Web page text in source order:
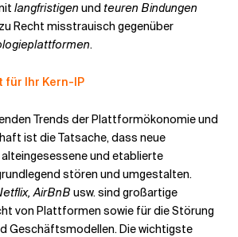
langfristigen und teuren Bindungen
Recht misstrauisch gegenüber
.
Ihr Kern-IP
Trends der Plattformökonomie und
ist die Tatsache, dass neue
und etablierte
stören und umgestalten.
AirBnB usw. sind großartige
von Plattformen sowie für die Störung
Geschäftsmodellen. Die wichtigste